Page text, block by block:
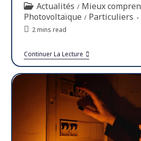
Actualités / Mieux
Photovoltaïque / Particuliers
2 mins read
Continuer La Lecture